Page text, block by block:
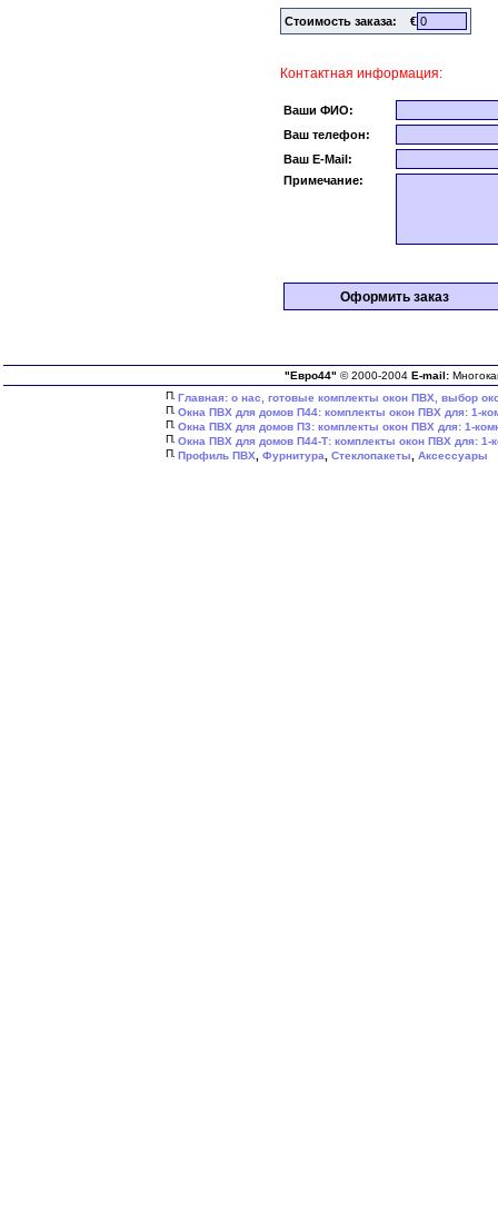
Стоимость заказа: €
Контактная информация:
Ваши ФИО:
Ваш телефон:
Ваш E-Mail:
Примечание:
"Евро44" © 2000-2004 E-mail:
Главная: о нас, готовые комплекты окон ПВХ,
выбор
Окна ПВХ для домов П44: комплекты окон ПВХ для: 1-
Окна ПВХ для домов П3: комплекты окон ПВХ для: 1-
Окна ПВХ для домов П44-Т: комплекты окон ПВХ для: 1-
Профиль ПВХ
Фурнитура Стеклопакеты Аксессуары